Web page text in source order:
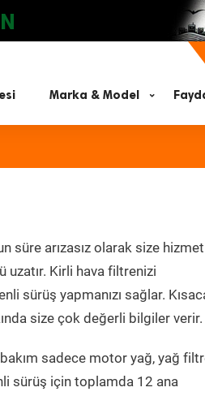
Marka & Model
süre arızasız olarak size
uzatır. Kirli hava filtrenizi
sürüş yapmanızı sağlar.
size çok değerli bilgiler verir.
bakım sadece motor yağ, yağ
sürüş için toplamda 12 ana